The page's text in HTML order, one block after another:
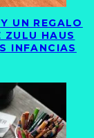
UN REGALO
ZULU HAUS
INFANCIAS